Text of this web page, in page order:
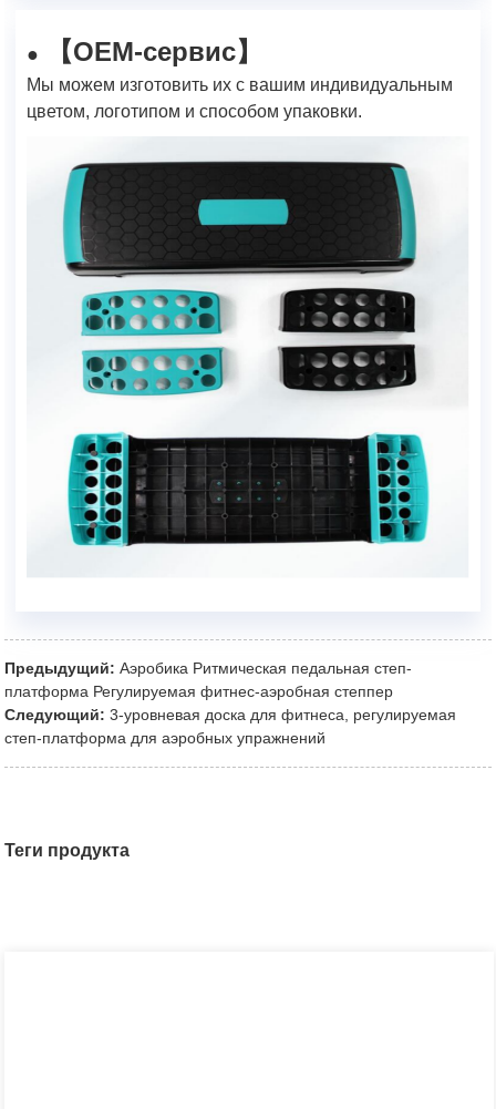
● 【ОЕМ-сервис】
Мы можем изготовить их с вашим индивидуальным
цветом, логотипом и способом упаковки.
Предыдущий: Аэробика Ритмическая педальная степ-
платформа Регулируемая фитнес-аэробная степпер
Следующий: 3-уровневая доска для фитнеса, регулируемая
степ-платформа для аэробных упражнений
Теги продукта